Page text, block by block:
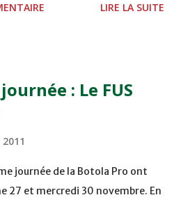
16h30 OCK 0 - 1 HUSA
- OCS au COMPLEXE SPORTIF
Reporté pour cause de finale de la
LIRE LA SUITE
: Le FUS
journée de la Botola Pro ont
27 et mercredi 30 novembre. En